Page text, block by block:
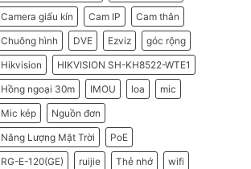
Camera giấu kín
Cam IP
Cam thân
Chuông hình
DVE Ezviz
góc rộng
Hikvision
HIKVISION SH-KH8522-WTE1
Hồng ngoại 30m
IMOU loa
mic
Mic kép
Nguồn đơn
Năng Lượng Mặt Trời
PoE
RG-E-120(GE)
ruijie Thẻ nhớ
wifi